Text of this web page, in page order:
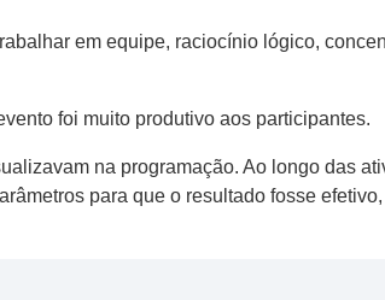
em equipe, raciocínio lógico,
foi muito produtivo aos participantes.
na programação. Ao longo das
para que o resultado fosse